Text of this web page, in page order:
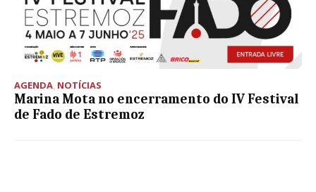
AGENDA, NOTÍCIAS
Marina Mota no encerramento do IV Festival
de Fado de Estremoz